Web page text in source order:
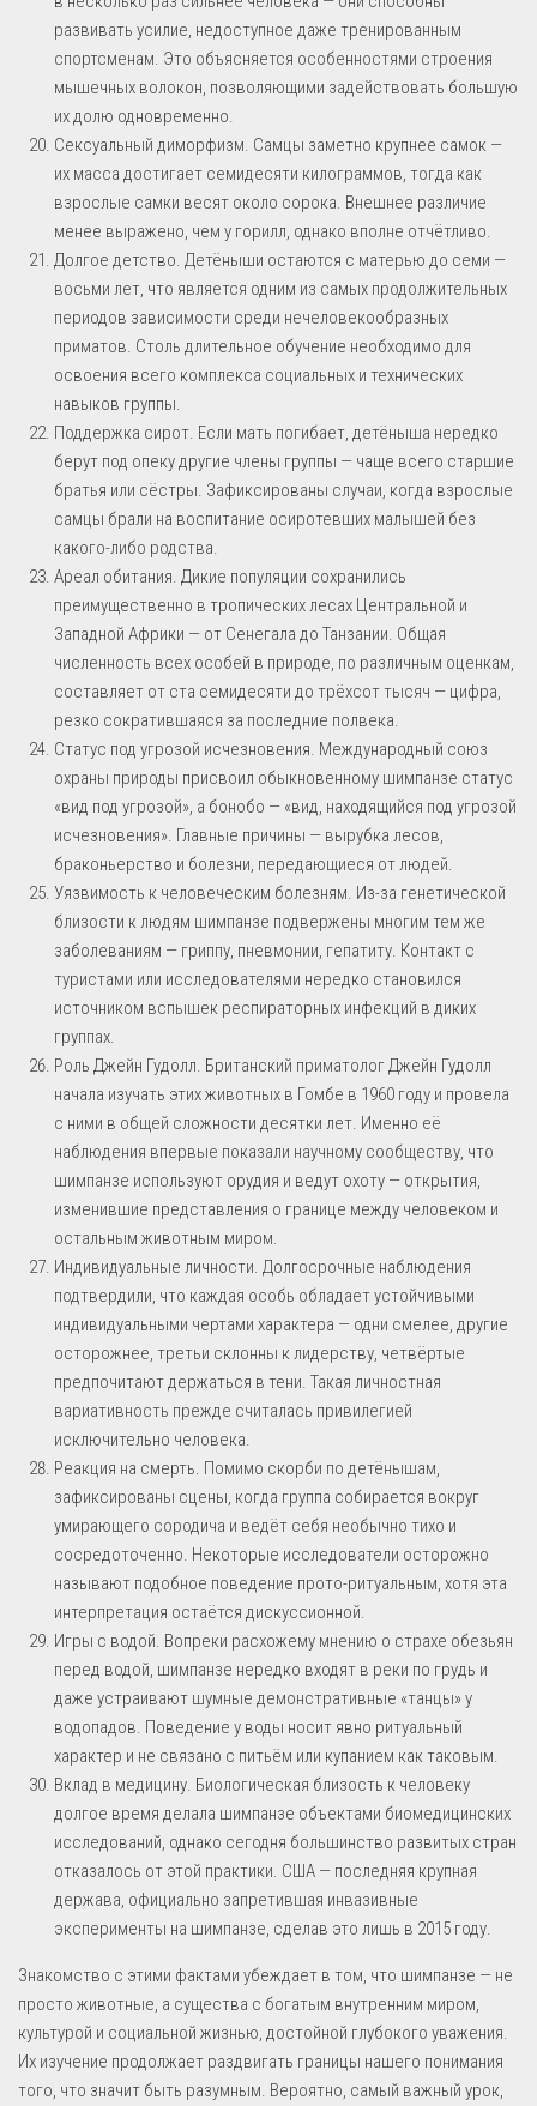
развивать усилие, недоступное даже тренированным
спортсменам. Это объясняется особенностями строения
мышечных волокон, позволяющими задействовать большую
их долю одновременно.
Сексуальный диморфизм. Самцы заметно крупнее самок —
их масса достигает семидесяти килограммов, тогда как
взрослые самки весят около сорока. Внешнее различие
менее выражено, чем у горилл, однако вполне отчётливо.
Долгое детство. Детёныши остаются с матерью до семи —
восьми лет, что является одним из самых продолжительных
периодов зависимости среди нечеловекообразных
приматов. Столь длительное обучение необходимо для
освоения всего комплекса социальных и технических
навыков группы.
Поддержка сирот. Если мать погибает, детёныша нередко
берут под опеку другие члены группы — чаще всего старшие
братья или сёстры. Зафиксированы случаи, когда взрослые
самцы брали на воспитание осиротевших малышей без
какого-либо родства.
Ареал обитания. Дикие популяции сохранились
преимущественно в тропических лесах Центральной и
Западной Африки — от Сенегала до Танзании. Общая
численность всех особей в природе, по различным оценкам,
составляет от ста семидесяти до трёхсот тысяч — цифра,
резко сократившаяся за последние полвека.
Статус под угрозой исчезновения. Международный союз
охраны природы присвоил обыкновенному шимпанзе статус
«вид под угрозой», а бонобо — «вид, находящийся под угрозой
исчезновения». Главные причины — вырубка лесов,
браконьерство и болезни, передающиеся от людей.
Уязвимость к человеческим болезням. Из-за генетической
близости к людям шимпанзе подвержены многим тем же
заболеваниям — гриппу, пневмонии, гепатиту. Контакт с
туристами или исследователями нередко становился
источником вспышек респираторных инфекций в диких
группах.
Роль Джейн Гудолл. Британский приматолог Джейн Гудолл
начала изучать этих животных в Гомбе в 1960 году и провела
с ними в общей сложности десятки лет. Именно её
наблюдения впервые показали научному сообществу, что
шимпанзе используют орудия и ведут охоту — открытия,
изменившие представления о границе между человеком и
остальным животным миром.
Индивидуальные личности. Долгосрочные наблюдения
подтвердили, что каждая особь обладает устойчивыми
индивидуальными чертами характера — одни смелее, другие
осторожнее, третьи склонны к лидерству, четвёртые
предпочитают держаться в тени. Такая личностная
вариативность прежде считалась привилегией
исключительно человека.
Реакция на смерть. Помимо скорби по детёнышам,
зафиксированы сцены, когда группа собирается вокруг
умирающего сородича и ведёт себя необычно тихо и
сосредоточенно. Некоторые исследователи осторожно
называют подобное поведение прото-ритуальным, хотя эта
интерпретация остаётся дискуссионной.
Игры с водой. Вопреки расхожему мнению о страхе обезьян
перед водой, шимпанзе нередко входят в реки по грудь и
даже устраивают шумные демонстративные «танцы» у
водопадов. Поведение у воды носит явно ритуальный
характер и не связано с питьём или купанием как таковым.
Вклад в медицину. Биологическая близость к человеку
долгое время делала шимпанзе объектами биомедицинских
исследований, однако сегодня большинство развитых стран
отказалось от этой практики. США — последняя крупная
держава, официально запретившая инвазивные
эксперименты на шимпанзе, сделав это лишь в 2015 году.
Знакомство с этими фактами убеждает в том, что шимпанзе — не
просто животные, а существа с богатым внутренним миром,
культурой и социальной жизнью, достойной глубокого уважения.
Их изучение продолжает раздвигать границы нашего понимания
того, что значит быть разумным. Вероятно, самый важный урок,